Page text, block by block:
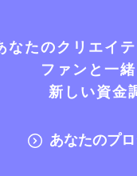
なたのクリエイ
ファンと一
新しい資金
あなたのプ